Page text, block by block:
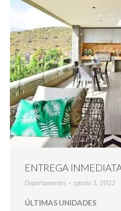
ENTREGA
Departamentos agosto 1, 2022
ÚLTIMAS UNIDADES